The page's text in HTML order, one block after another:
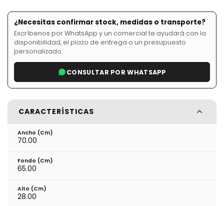
¿Necesitas confirmar stock, medidas o transporte?
Escríbenos por WhatsApp y un comercial te ayudará con la
disponibilidad, el plazo de entrega o un presupuesto
personalizado.
CONSULTAR POR WHATSAPP
CARACTERÍSTICAS
Ancho (cm)
70.00
Fondo (cm)
65.00
Alto (cm)
28.00